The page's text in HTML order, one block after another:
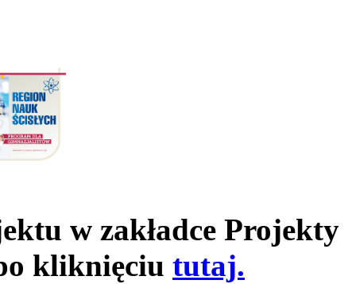
w zakładce Projekty
kliknięciu tutaj.